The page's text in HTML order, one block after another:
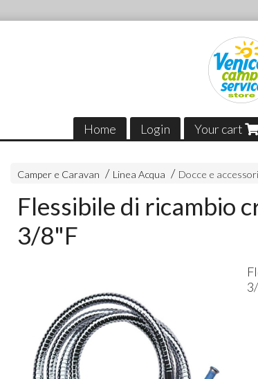
Home Login Your cart
Camper e Caravan Linea Acqua Docce e accessori
Flessibile di ricambio
3/8"F